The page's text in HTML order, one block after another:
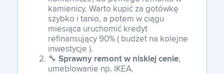
kamienicy. Warto kupić za gotówkę
szybko i tanio, a potem w ciągu
miesiąca uruchomić kredyt
refinansujący 90% ( budżet na kolejne
inwestycje ).
🔧 Sprawny remont w niskiej cenie,
umeblowanie np. IKEA.